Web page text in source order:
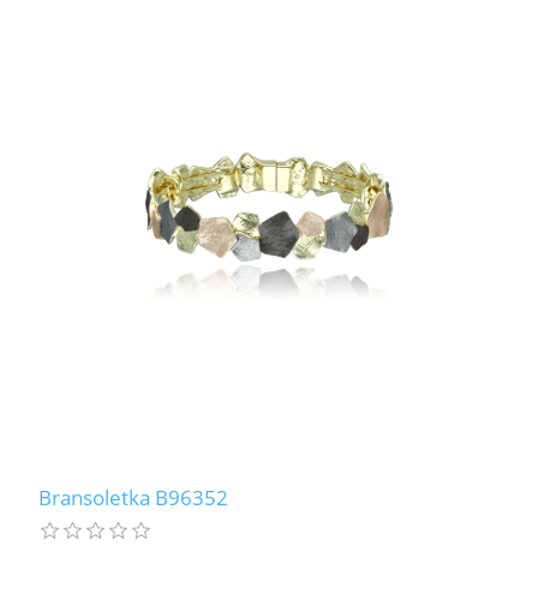
Bransoletka B96352